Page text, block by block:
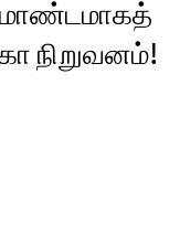
நிறுவனம்!